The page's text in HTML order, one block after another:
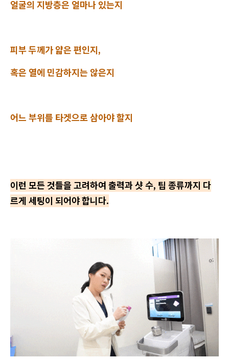
얼굴의 지방층은 얼마나 있는지
피부 두께가 얇은 편인지,
혹은 열에 민감하지는 않은지
어느 부위를 타겟으로 삼아야 할지
이런 모든 것들을 고려하여 출력과 샷 수, 팁 종류까지 다
르게 세팅이 되어야 합니다.